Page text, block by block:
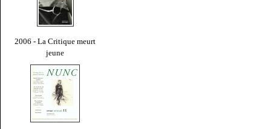
2006 - La Critique meurt
jeune